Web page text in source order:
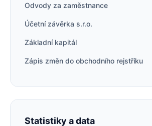
Odvody za zaměstnance
Účetní závěrka s.r.o.
Základní kapitál
Zápis změn do obchodního rejstříku
Statistiky a data